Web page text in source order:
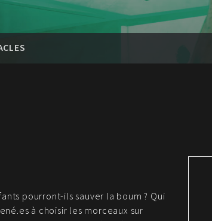
pourront-ils sauver la boum ? Qui
à choisir les morceaux sur